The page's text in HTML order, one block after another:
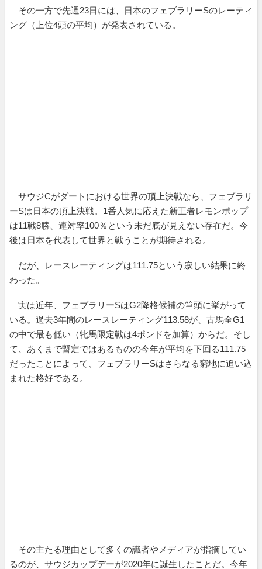
その一方で先週23日には、日本のフェブラリーSのレーティ
ング（上位4頭の平均）が発表されている。
サウジCがダートにおける世界の頂上決戦なら、フェブラリ
ーSは日本の頂上決戦。1番人気に応えた新王者レモンポップ
は11戦8勝、連対率100％という未だ底が見えない存在だ。今
後は日本を代表して世界と戦うことが期待される。
だが、レースレーティングは111.75という寂しい結果に終
わった。
実は近年、フェブラリーSはG2降格候補の筆頭に挙がって
いる。過去3年間のレースレーティング113.58が、古馬全G1
の中で最も低い（牝馬限定戦は4ポンドを加算）からだ。そし
て、あくまで暫定ではあるものの今年が平均を下回る111.75
だったことによって、フェブラリーSはさらなる窮地に追い込
まれた格好である。
その主たる理由として多くの識者やメディアが指摘してい
るのが、サウジカップデーが2020年に誕生したことだ。今年